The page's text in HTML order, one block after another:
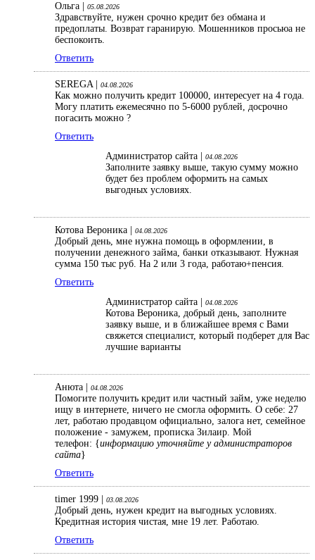
Ольга | 05.08.2026
Здравствуйте, нужен срочно кредит без обмана и
предоплаты. Возврат гаранирую. Мошенников просьюа не
беспокоить.
Ответить
SEREGA | 04.08.2026
Как можно получить кредит 100000, интересует на 4 года.
Могу платить ежемесячно по 5-6000 рублей, досрочно
погасить можно ?
Ответить
Администратор сайта |
04.08.2026
Заполните заявку выше, такую сумму можно
будет без проблем оформить на самых
выгодных условиях.
Котова Вероника | 04.08.2026
Добрый день, мне нужна помощь в оформлении, в
получении денежного займа, банки отказывают. Нужная
сумма 150 тыс руб. На 2 или 3 года, работаю+пенсия.
Ответить
Администратор сайта |
04.08.2026
Котова Вероника, добрый день, заполните
заявку выше, и в ближайшее время с Вами
свяжется специалист, который подберет для Вас
лучшие варианты
Анюта | 04.08.2026
Помогите получить кредит или частный займ, уже неделю
ищу в интернете, ничего не смогла оформить. О себе: 27
лет, работаю продавцом официально, залога нет, семейное
положение - замужем, прописка Зилаир. Мой
телефон: {информацию уточняйте у администраторов
сайта}
Ответить
timer 1999 | 03.08.2026
Добрый день, нужен кредит на выгодных условиях.
Кредитная история чистая, мне 19 лет. Работаю.
Ответить